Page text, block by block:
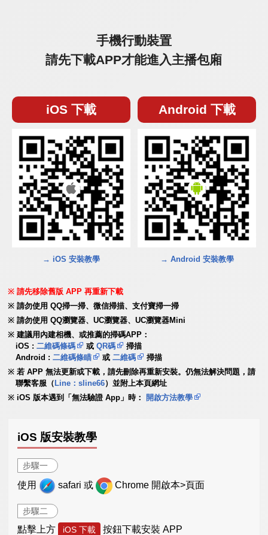
手機行動裝置
請先下載APP才能進入主播包廂
iOS 下載
→ iOS 安裝教學
Android 下載
→ Android 安裝教學
請先移除舊版 APP 再重新下載
請勿使用 QQ掃一掃、微信掃描、支付寶掃一掃
請勿使用 QQ瀏覽器、UC瀏覽器、UC瀏覽器Mini
建議用內建相機、或推薦的掃碼APP：
iOS :二維碼條碼 或QR碼
掃描
Android :二維碼條瞄 或二維碼
掃描
若 APP 無法更新或下載，請先刪除再重新安裝。仍無法解決問題，請
聯繫客服（ Line：sline66）並附上本頁網址
iOS 版本遇到「無法驗證 App」時：
開啟方法教學
iOS 版安裝教學
步驟一
使用 safari 或 Chrome 開啟本>頁面
步驟二
點擊上方 iOS 下載 按鈕下載安裝 APP